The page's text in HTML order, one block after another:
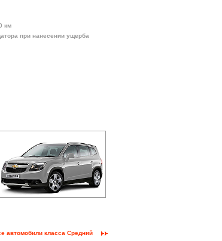
км
при нанесении ущерба
автомобили класса Средний